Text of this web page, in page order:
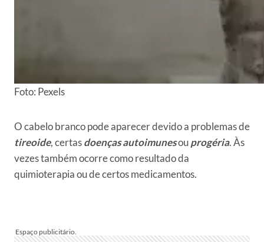
Foto: Pexels
O cabelo branco pode aparecer devido a problemas de
tireoide, certasdoenças autoimunesouprogéria. Às
vezes também ocorre como resultado da
quimioterapia ou de certos medicamentos.